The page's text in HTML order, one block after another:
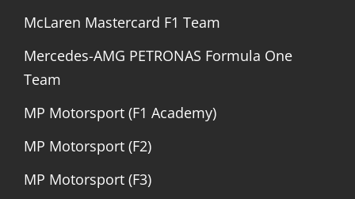
McLaren Mastercard F1 Team
Mercedes-AMG PETRONAS Formula One
Team
MP Motorsport (F1 Academy)
MP Motorsport (F2)
MP Motorsport (F3)